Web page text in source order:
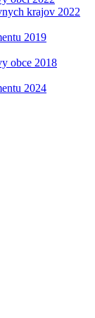
krajov 2022
2019
obce 2018
2024